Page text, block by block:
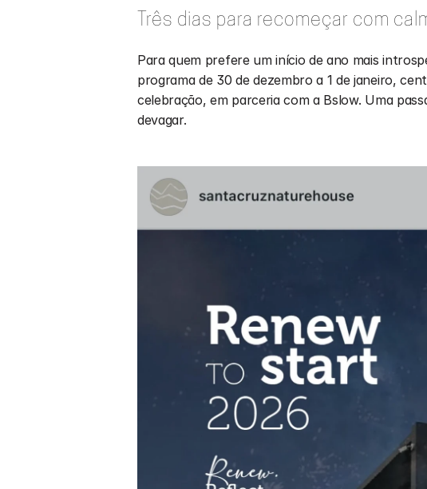
Três dias para recomeçar com
Para quem prefere um início de ano mais
programa de 30 de dezembro a 1 de janeiro,
celebração, em parceria com a Bslow. Uma
devagar.